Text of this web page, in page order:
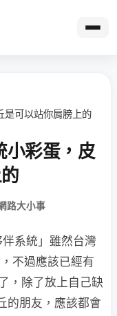
可以站你肩膀上的
小彩蛋，皮
路大小事
系統」雖然台灣
不過應該已經有
，除了放上自己缺
的朋友，應該都會